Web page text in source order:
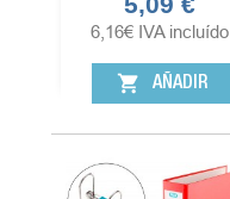
Precio
6,16€ IVA incluído
shopping_cart AÑADIR